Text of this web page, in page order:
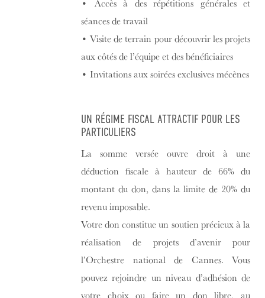
• Accès à des répétitions générales et
séances de travail
•Visite de terrain pour découvrir les projets
aux côtés de l’équipe et des bénéficiaires
• Invitations aux soirées exclusives mécènes
UN RÉGIME FISCAL ATTRACTIF POUR LES
PARTICULIERS
La somme versée ouvre droit à une
déduction fiscale à hauteur de 66% du
montant du don, dans la limite de 20% du
revenu imposable.
Votre don constitue un soutien précieux à la
réalisation de projets d’avenir pour
l’Orchestre national de Cannes. Vous
pouvez rejoindre un niveau d’adhésion de
votre choix ou faire un don libre, au